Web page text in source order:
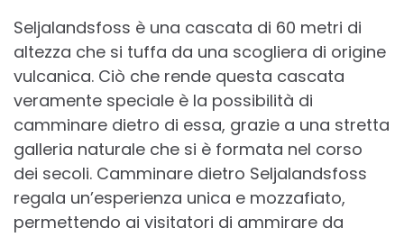
Seljalandsfoss è una cascata di 60 metri di
altezza che si tuffa da una scogliera di origine
vulcanica. Ciò che rende questa cascata
veramente speciale è la possibilità di
camminare dietro di essa, grazie a una stretta
galleria naturale che si è formata nel corso
dei secoli. Camminare dietro Seljalandsfoss
regala un’esperienza unica e mozzafiato,
permettendo ai visitatori di ammirare da